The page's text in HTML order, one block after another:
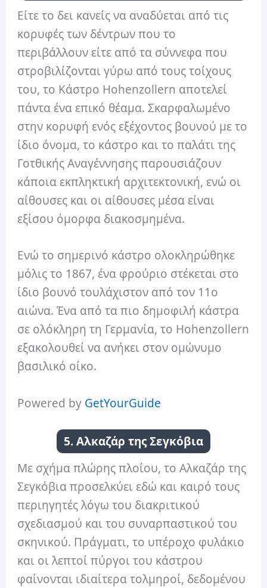
Είτε το δει κανείς να αναδύεται από τις
κορυφές των δέντρων που το
περιβάλλουν είτε από τα σύννεφα που
στροβιλίζονται γύρω από τους τοίχους
του, το Κάστρο Hohenzollern αποτελεί
πάντα ένα επικό θέαμα. Σκαρφαλωμένο
στην κορυφή ενός εξέχοντος βουνού με το
ίδιο όνομα, το κάστρο και το παλάτι της
Γοτθικής Αναγέννησης παρουσιάζουν
κάποια εκπληκτική αρχιτεκτονική, ενώ οι
αίθουσες και οι αίθουσες μέσα είναι
εξίσου όμορφα διακοσμημένα.
Ενώ το σημερινό κάστρο ολοκληρώθηκε
μόλις το 1867, ένα φρούριο στέκεται στο
ίδιο βουνό τουλάχιστον από τον 11ο
αιώνα. Ένα από τα πιο δημοφιλή κάστρα
σε ολόκληρη τη Γερμανία, το Hohenzollern
εξακολουθεί να ανήκει στον ομώνυμο
βασιλικό οίκο.
Powered by GetYourGuide
5. Αλκαζάρ της Σεγκόβια
Με σχήμα πλώρης πλοίου, το Αλκαζάρ της
Σεγκόβια προσελκύει εδώ και καιρό τους
περιηγητές λόγω του διακριτικού
σχεδιασμού και του συναρπαστικού του
σκηνικού. Πράγματι, το υπέροχο φυλάκιο
και οι λεπτοί πύργοι του κάστρου
φαίνονται ιδιαίτερα τολμηροί, δεδομένου